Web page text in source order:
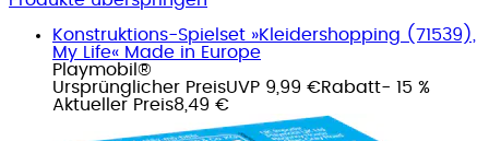
Konstruktions-Spielset »Kleidershopping (71539),
My Life« Made in Europe
Playmobil®
Ursprünglicher PreisUVP 9,99 €Rabatt- 15 %
Aktueller Preis8,49 €